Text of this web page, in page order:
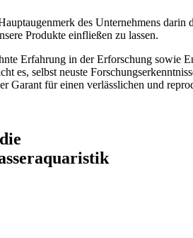
des Unternehmens
Produkte einfließen zu lassen.
Erfahrung in der Erforschung
es, selbst neuste
Garant für einen verlässlichen und